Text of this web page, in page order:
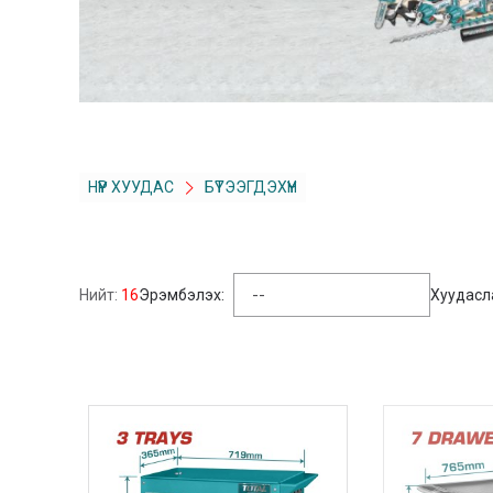
НҮҮР ХУУДАС БҮТЭЭГДЭХҮҮН
Нийт: 16Эрэмбэлэх: